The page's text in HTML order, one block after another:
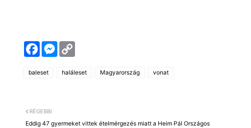
F
a
b
M
e
e L
baleset haláleset Magyarország vonat
RÉGEBBI
Eddig 47 gyermeket vittek ételmérgezés miatt a Heim Pál Országos